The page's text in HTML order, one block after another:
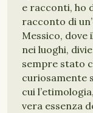
e racconti, ho
racconto di
Messico, dove
nei luoghi,
sempre stato
curiosamente
cui
vera essenza